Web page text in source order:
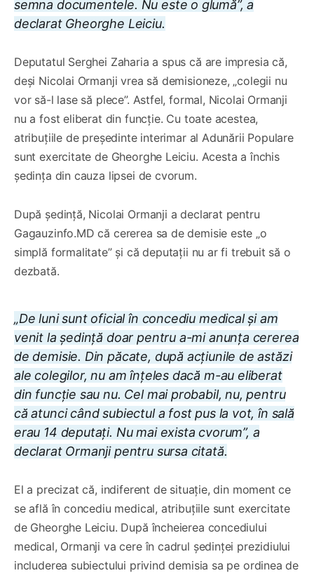
semna documentele. Nu este o glumă”, a
declarat Gheorghe Leiciu.
Deputatul Serghei Zaharia a spus că are impresia că,
deși Nicolai Ormanji vrea să demisioneze, „colegii nu
vor să-l lase să plece”. Astfel, formal, Nicolai Ormanji
nu a fost eliberat din funcție. Cu toate acestea,
atribuțiile de președinte interimar al Adunării Populare
sunt exercitate de Gheorghe Leiciu. Acesta a închis
ședința din cauza lipsei de cvorum.
După ședință, Nicolai Ormanji a declarat pentru
Gagauzinfo.MD că cererea sa de demisie este „o
simplă formalitate” și că deputații nu ar fi trebuit să o
dezbată.
„De luni sunt oficial în concediu medical și am
venit la ședință doar pentru a-mi anunța cererea
de demisie. Din păcate, după acțiunile de astăzi
ale colegilor, nu am înțeles dacă m-au eliberat
din funcție sau nu. Cel mai probabil, nu, pentru
că atunci când subiectul a fost pus la vot, în sală
erau 14 deputați. Nu mai exista cvorum”, a
declarat Ormanji pentru sursa citată.
El a precizat că, indiferent de situație, din moment ce
se află în concediu medical, atribuțiile sunt exercitate
de Gheorghe Leiciu. După încheierea concediului
medical, Ormanji va cere în cadrul ședinței prezidiului
includerea subiectului privind demisia sa pe ordinea de